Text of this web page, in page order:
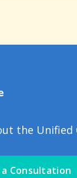
the Unified
Consultation